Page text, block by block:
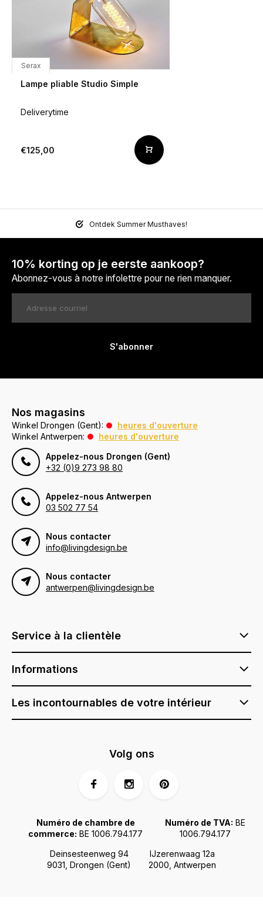
Serax
Lampe pliable Studio Simple
Deliverytime
€125,00
Ontdek Summer Musthaves!
10% korting op je eerste aankoop?
Abonnez-vous à notre infolettre pour ne rien manquer.
S'abonner
Nos magasins
Winkel Drongen (Gent):
heures d'ouverture
Winkel Antwerpen:
heures d'ouverture
Appelez-nous Drongen (Gent)
+32 (0)9 273 98 80
Appelez-nous Antwerpen
03 502 77 54
Nous contacter
info@livingdesign.be
Nous contacter
antwerpen@livingdesign.be
Service à la clientèle
Informations
Les incontournables de votre intérieur
Deinsesteenweg 94
9031, Drongen (Gent)
IJzerenwaag 12a
2000, Antwerpen
Numéro de chambre de
commerce: BE 1006.794.177
Numéro de TVA: BE
1006.794.177
Volg ons